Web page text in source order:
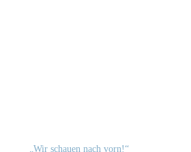
„Wir schauen nach vorn!“